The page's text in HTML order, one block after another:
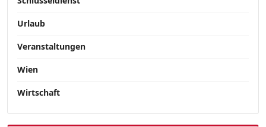
Urlaub
Veranstaltungen
Wien
Wirtschaft